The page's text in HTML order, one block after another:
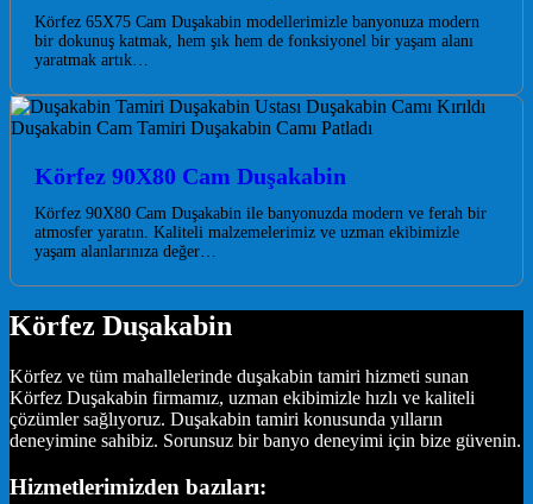
Körfez 65X75 Cam Duşakabin modellerimizle banyonuza modern
bir dokunuş katmak, hem şık hem de fonksiyonel bir yaşam alanı
yaratmak artık…
Körfez 90X80 Cam Duşakabin
Körfez 90X80 Cam Duşakabin ile banyonuzda modern ve ferah bir
atmosfer yaratın. Kaliteli malzemelerimiz ve uzman ekibimizle
yaşam alanlarınıza değer…
Körfez Duşakabin
Körfez ve tüm mahallelerinde duşakabin tamiri hizmeti sunan
Körfez Duşakabin firmamız, uzman ekibimizle hızlı ve kaliteli
çözümler sağlıyoruz. Duşakabin tamiri konusunda yılların
deneyimine sahibiz. Sorunsuz bir banyo deneyimi için bize güvenin.
Hizmetlerimizden bazıları: